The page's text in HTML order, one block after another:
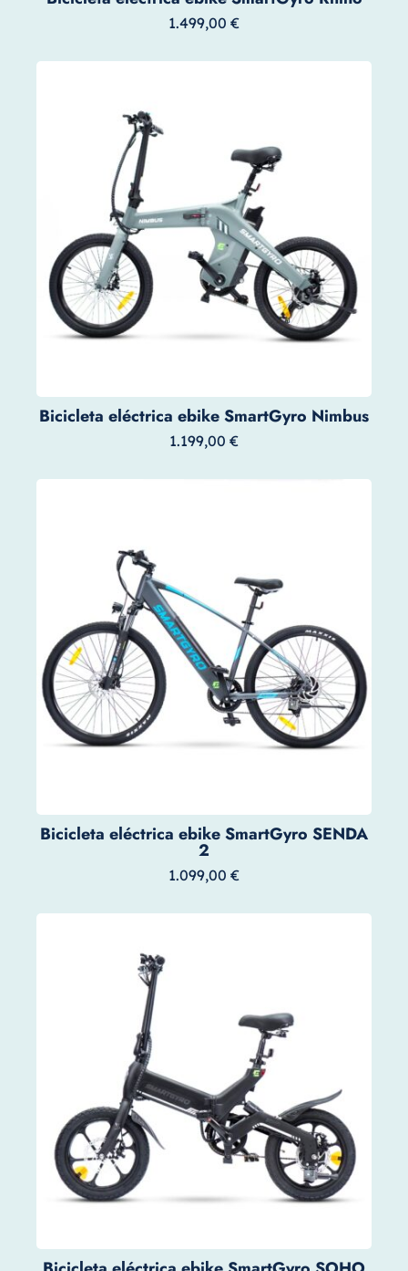
1.499,00 €
Bicicleta eléctrica ebike SmartGyro Nimbus
1.199,00 €
Bicicleta eléctrica ebike SmartGyro SENDA
2
1.099,00 €